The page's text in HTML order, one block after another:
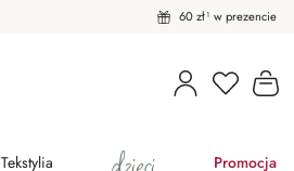
60 zł¹ w prezencie
Masz
Tekstylia Promocja